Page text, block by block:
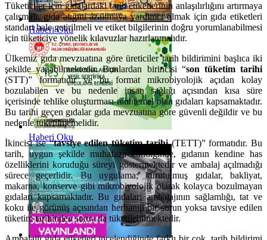
Haberi Oku
Haberi Oku
Tüketiciler için gıdalardaki tarih etiketlerinin anlaşılırlığını artırmaya
çalışmalı, gıda atığını azaltmaya yardımcı olmak için gıda etiketleri
standart hale getirilmeli ve etiket bilgilerinin doğru yorumlanabilmesi
için tüketiciye yönelik kılavuzlar hazırlanmalıdır.
Ülkemiz gıda mevzuatına göre üreticiler tarih bildirimini başlıca iki
şekilde yapabilmektedir. Bunlardan birincisi “son tüketim tarihi
(STT)” formatıdır ve bu format mikrobiyolojik açıdan kolay
bozulabilen ve bu nedenle insan sağlığı açısından kısa süre
içerisinde tehlike oluşturması muhtemel olan gıdaları kapsamaktadır.
Bu tarihi geçen gıdalar gıda mevzuatına göre güvenli değildir ve bu
nedenle tüketilmemelidir.
İkincisi ise “tavsiye edilen tüketim tarihi(TETT)” formatıdır. Bu
tarih, uygun şekilde muhafaza edildiğinde, gıdanın kendine has
özelliklerini koruduğu süreyi göstermektedir ve ambalaj açılmadığı
sürece geçerlidir. Bu uygulama; kurutulmuş gıdalar, bakliyat,
makarna, konserve gibi mikrobiyolojik olarak kolayca bozulmayan
gıdaları kapsamaktadır. Bu gıdalar; ambalajının sağlamlığı, tat ve
koku ile görünüş açısından herhangi bir sorun yoksa tavsiye edilen
tüketim tarihinden sonra da tüketilebilmektedir.